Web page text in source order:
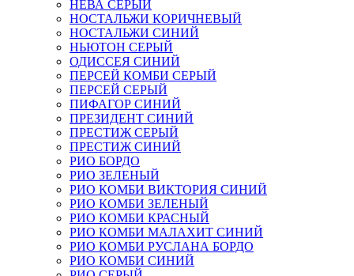
НЕВА СЕРЫЙ
НОСТАЛЬЖИ КОРИЧНЕВЫЙ
НОСТАЛЬЖИ СИНИЙ
НЬЮТОН СЕРЫЙ
ОДИССЕЯ СИНИЙ
ПЕРСЕЙ КОМБИ СЕРЫЙ
ПЕРСЕЙ СЕРЫЙ
ПИФАГОР СИНИЙ
ПРЕЗИДЕНТ СИНИЙ
ПРЕСТИЖ СЕРЫЙ
ПРЕСТИЖ СИНИЙ
РИО БОРДО
РИО ЗЕЛЕНЫЙ
РИО КОМБИ ВИКТОРИЯ СИНИЙ
РИО КОМБИ ЗЕЛЕНЫЙ
РИО КОМБИ КРАСНЫЙ
РИО КОМБИ МАЛАХИТ СИНИЙ
РИО КОМБИ РУСЛАНА БОРДО
РИО КОМБИ СИНИЙ